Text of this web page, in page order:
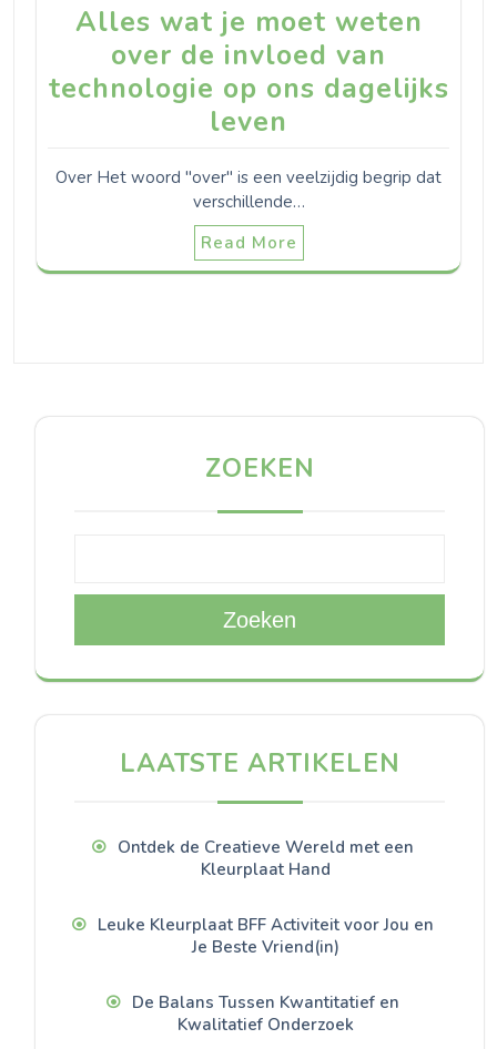
Alles wat je moet weten
over de invloed van
technologie op ons dagelijks
leven
Over Het woord "over" is een veelzijdig begrip dat
verschillende…
Read More
ZOEKEN
Zoeken
LAATSTE ARTIKELEN
Ontdek de Creatieve Wereld met een
Kleurplaat Hand
Leuke Kleurplaat BFF Activiteit voor Jou en
Je Beste Vriend(in)
De Balans Tussen Kwantitatief en
Kwalitatief Onderzoek